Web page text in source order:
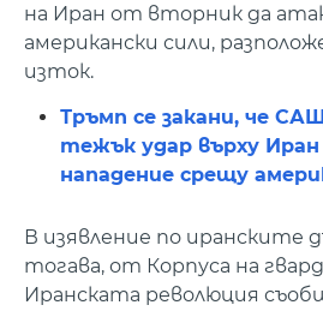
на Иран от вторник да
американски сили,
изток.
Тръмп се закани, че
тежък удар върху Иран
нападение срещу
В изявление по иранските
тогава, от Корпуса на
Иранската революция